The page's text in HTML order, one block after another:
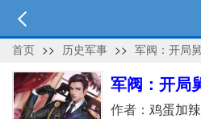
首页 >> 历史军事 >> 军阀：开局
军阀：开局
作者： 鸡蛋加